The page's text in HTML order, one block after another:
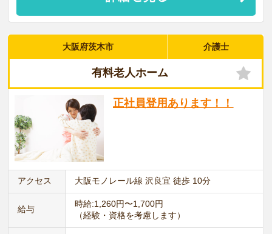
大阪府茨木市 介護士
有料老人ホーム
正社員登用あります！！
アクセス 大阪モノレール線 沢良宜 徒歩 10分
給与
時給:1,260円〜1,700円
（経験・資格を考慮します）